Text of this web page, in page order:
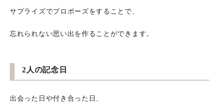
サプライズでプロポーズをすることで、
忘れられない思い出を作ることができます。
2人の記念日
出会った日や付き合った日、